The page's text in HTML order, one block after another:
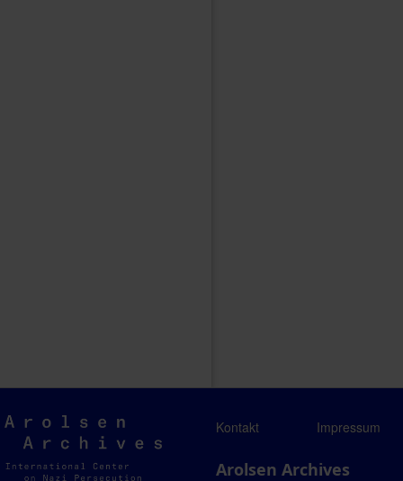
Arolsen
Archives
Kontakt Impressum
Arolsen Archives